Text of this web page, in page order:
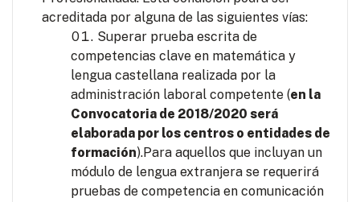
acreditada por alguna de las siguientes vías:
Superar prueba escrita de
competencias clave en matemática y
lengua castellana realizada por la
administración laboral competente (en la
Convocatoria de 2018/2020 será
elaborada por los centros o entidades de
formación).Para aquellos que incluyan un
módulo de lengua extranjera se requerirá
pruebas de competencia en comunicación